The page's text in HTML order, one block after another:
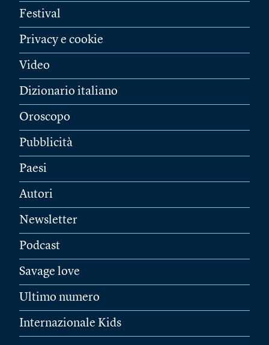
Festival
Privacy e cookie
Video
Dizionario italiano
Oroscopo
Pubblicità
Paesi
Autori
Newsletter
Podcast
Savage love
Ultimo numero
Internazionale Kids